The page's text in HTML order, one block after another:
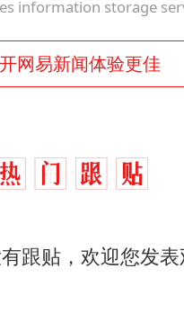
information storage
网易新闻体验更佳
跟贴，欢迎您发表